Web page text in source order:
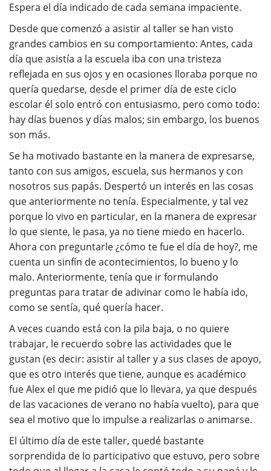
Espera el día indicado de cada semana impaciente.
Desde que comenzó a asistir al taller se han visto
grandes cambios en su comportamiento: Antes, cada
día que asistía a la escuela iba con una tristeza
reflejada en sus ojos y en ocasiones lloraba porque no
quería quedarse, desde el primer día de este ciclo
escolar él solo entró con entusiasmo, pero como todo:
hay días buenos y días malos; sin embargo, los buenos
son más.
Se ha motivado bastante en la manera de expresarse,
tanto con sus amigos, escuela, sus hermanos y con
nosotros sus papás. Despertó un interés en las cosas
que anteriormente no tenía. Especialmente, y tal vez
porque lo vivo en particular, en la manera de expresar
lo que siente, le pasa, ya no tiene miedo en hacerlo.
Ahora con preguntarle ¿cómo te fue el día de hoy?, me
cuenta un sinfín de acontecimientos, lo bueno y lo
malo. Anteriormente, tenía que ir formulando
preguntas para tratar de adivinar como le había ido,
como se sentía, qué quería hacer.
A veces cuando está con la pila baja, o no quiere
trabajar, le recuerdo sobre las actividades que le
gustan (es decir: asistir al taller y a sus clases de apoyo,
que es otro interés que tiene, aunque es académico
fue Alex el que me pidió que lo llevara, ya que después
de las vacaciones de verano no había vuelto), para que
sea el motivo que lo impulse a realizarlas o animarse.
El último día de este taller, quedé bastante
sorprendida de lo participativo que estuvo, pero sobre